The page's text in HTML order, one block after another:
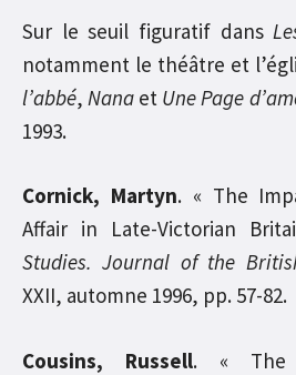
Sur le seuil figuratif dans
notamment le théâtre et
l’abbé, Nana et Une Page
1993.
Cornick, Martyn. « The
Affair in Late-Victorian
Studies.Journal of the
XXII, automne 1996, pp. 57-82.
Cousins, Russell. « The